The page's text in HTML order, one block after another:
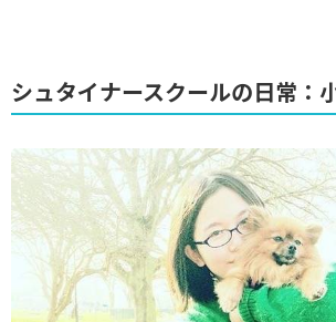
シュタイナースクールの日常：